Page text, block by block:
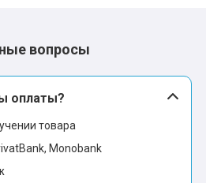
вопросы
оплаты?
товара
Monobank